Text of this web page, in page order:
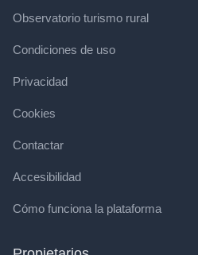
Observatorio turismo rural
Condiciones de uso
Privacidad
Cookies
Contactar
Accesibilidad
Cómo funciona la plataforma